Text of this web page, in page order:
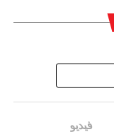
فيديو